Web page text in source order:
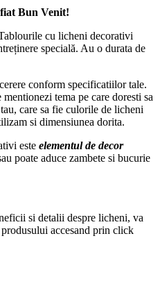
Bun Venit!
cu licheni decorativi
specială. Au o durata de
conform specificatiilor tale.
tema pe care doresti sa
care sa fie culorile de licheni
si dimensiunea dorita.
este elementul de decor
poate aduce zambete si bucurie
si detalii despre licheni, va
accesand prin click